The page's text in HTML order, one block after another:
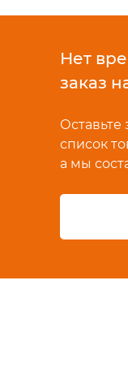
Нет
заказ
Оставьте
список
а мы